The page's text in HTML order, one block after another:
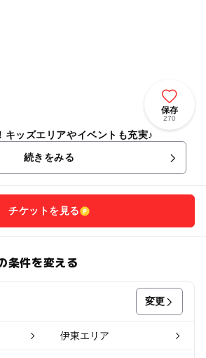
保存
270
キッズエリアやイベントも充実♪
続きをみる
チケットを見る
条件を変える
変更
伊東エリア